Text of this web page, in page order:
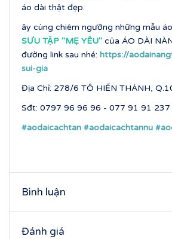
áo dài thật đẹp.
ãy cùng chiêm ngưỡng những mẫu
SƯU TẬP ''MẸ YÊU'' của ÁO DÀI
đường link sau nhé: https://
sui-gia
Địa Chỉ: 278/6 TÔ HIẾN THÀNH,
Sđt: 0797 96 96 96 - 077 91 91 237
#aodaicachtan #aodaicachtannu
Bình luận
Đánh giá